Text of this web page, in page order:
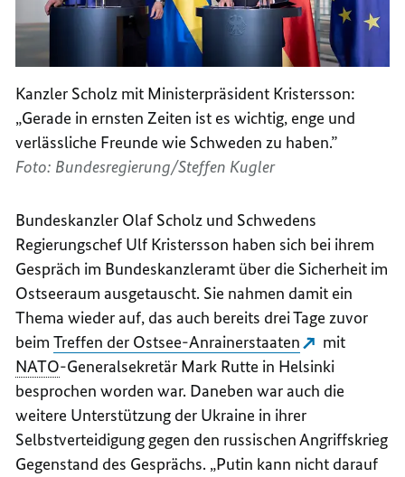
Kanzler Scholz mit Ministerpräsident Kristersson:
„Gerade in ernsten Zeiten ist es wichtig, enge und
verlässliche Freunde wie Schweden zu haben.”
Foto: Bundesregierung/Steffen Kugler
Bundeskanzler Olaf Scholz und Schwedens
Regierungschef Ulf Kristersson haben sich bei ihrem
Gespräch im Bundeskanzleramt über die Sicherheit im
Ostseeraum ausgetauscht. Sie nahmen damit ein
Thema wieder auf, das auch bereits drei Tage zuvor
beimTreffen der Ostsee-Anrainerstaaten
mit
NATO-Generalsekretär Mark Rutte in Helsinki
besprochen worden war. Daneben war auch die
weitere Unterstützung der Ukraine in ihrer
Selbstverteidigung gegen den russischen Angriffskrieg
Gegenstand des Gesprächs. „Putin kann nicht darauf